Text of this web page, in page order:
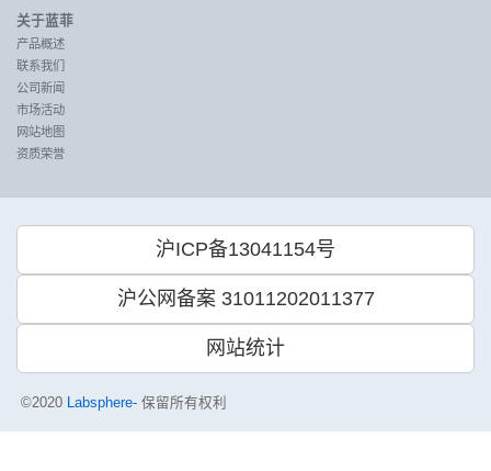
关于蓝菲
产品概述
联系我们
公司新闻
市场活动
网站地图
资质荣誉
沪ICP备13041154号
沪公网备案 31011202011377
网站统计
©2020 Labsphere- 保留所有权利